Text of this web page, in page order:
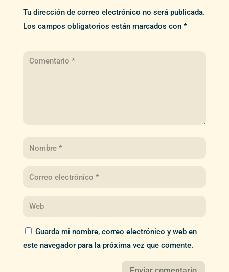
Tu dirección de correo electrónico no será publicada.
Los campos obligatorios están marcados con *
Guarda mi nombre, correo electrónico y web en
este navegador para la próxima vez que comente.